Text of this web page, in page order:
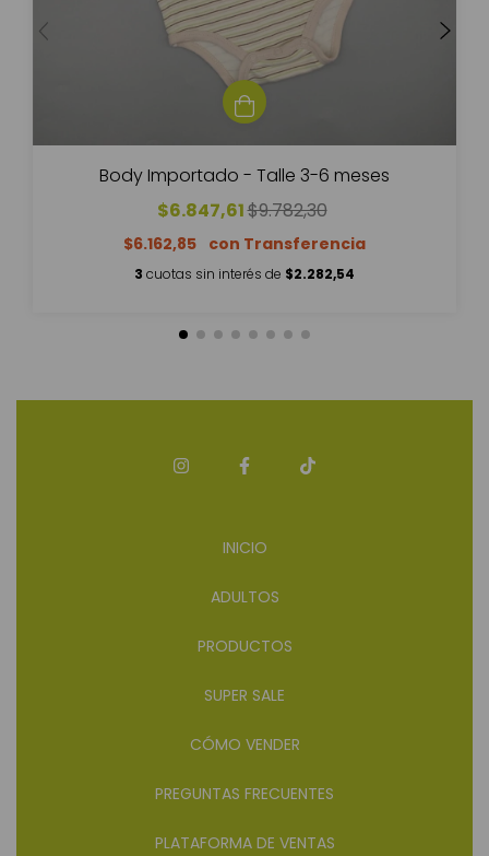
Body Importado - Talle 3-6 meses
$6.847,61$9.782,30
$6.162,85
3 cuotas sin interés de $2.282,54
INICIO
ADULTOS
PRODUCTOS
SUPER SALE
CÓMO VENDER
PREGUNTAS FRECUENTES
PLATAFORMA DE VENTAS